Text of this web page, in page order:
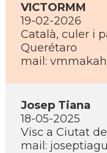
VICTORMM
19-02-2026
Català, culer i
Querétaro
mail:
Josep Tiana
18-05-2025
Visc a Ciutat
mail: